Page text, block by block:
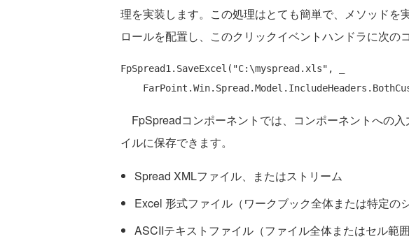
理を実装します。この処理はとても簡単で、メソッドを
ロールを配置し、このクリックイベントハンドラに次の
FpSpread1.SaveExcel( "C:\myspread.xls" , _
FpSpreadコンポーネントでは、コンポーネントへの
イルに保存できます。
Spread XMLファイル、またはストリーム
Excel 形式ファイル（ワークブック全体または特定のシ
ASCIIテキストファイル（ファイル全体またはセル範囲